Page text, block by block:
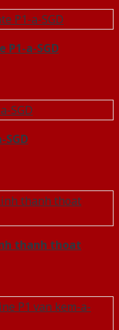
P1-a-SGD
SGD
thanh thoat